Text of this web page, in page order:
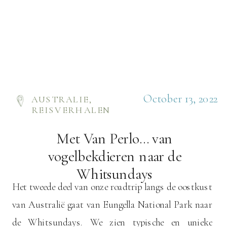
Met Van Perlo… van
vogelbekdieren naar de
Whitsundays
Het tweede deel van onze roadtrip langs de oostkust
van Australië gaat van Eungella National Park naar
de Whitsundays. We zien typische en unieke
AUSTRALIE,
REISVERHALEN
October 13, 2022